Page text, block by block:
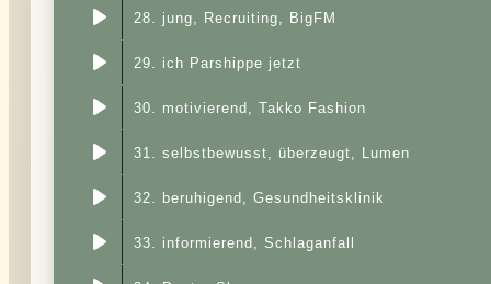
28. jung, Recruiting, BigFM
29. ich Parshippe jetzt
30. motivierend, Takko Fashion
31. selbstbewusst, überzeugt, Lumen
32. beruhigend, Gesundheitsklinik
33. informierend, Schlaganfall